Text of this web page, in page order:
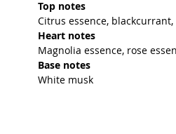
Top notes
Citrus essence, blackcurrant,
Heart notes
Magnolia essence, rose
Base notes
White musk